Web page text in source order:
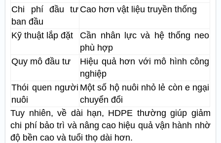
Chi phí đầu tư
ban đầu
Cao hơn vật liệu truyền thống
Kỹ thuật lắp đặt
Cần nhân lực và hệ thống neo
phù hợp
Quy mô đầu tư
Hiệu quả hơn với mô hình công
nghiệp
Thói quen người
nuôi
Một số hộ nuôi nhỏ lẻ còn e ngại
chuyển đổi
Tuy nhiên, về dài hạn, HDPE thường giúp giảm
chi phí bảo trì và nâng cao hiệu quả vận hành nhờ
độ bền cao và tuổi thọ dài hơn.